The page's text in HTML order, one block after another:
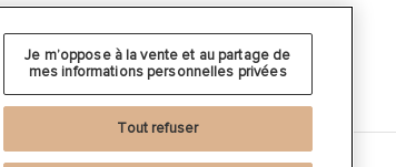
Je m’oppose à la vente et au partage de
mes informations personnelles privées
Tout refuser